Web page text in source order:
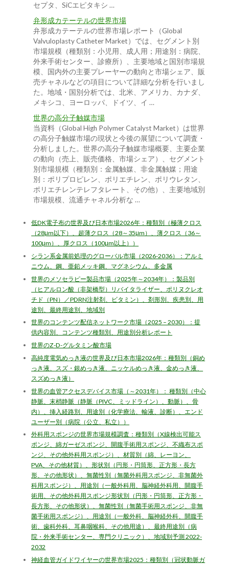
セプタ、SiCエピタキシ …
弁形成カテーテルの世界市場
弁形成カテーテルの世界市場レポート（Global
Valvuloplasty Catheter Market）では、セグメント別
市場規模（種類別：小児用、成人用；用途別：病院、
外来手術センター、診療所）、主要地域と国別市場規
模、国内外の主要プレーヤーの動向と市場シェア、販
売チャネルなどの項目について詳細な分析を行いまし
た。地域・国別分析では、北米、アメリカ、カナダ、
メキシコ、ヨーロッパ、ドイツ、イ …
世界の高分子触媒市場
当資料（Global High Polymer Catalyst Market）は世界
の高分子触媒市場の現状と今後の展望について調査・
分析しました。世界の高分子触媒市場概要、主要企業
の動向（売上、販売価格、市場シェア）、セグメント
別市場規模（種類別：金属触媒、非金属触媒；用途
別：ポリプロピレン、ポリエチレン、ポリウレタン、
ポリエチレンテレフタレート、その他）、主要地域別
市場規模、流通チャネル分析な …
低DK電子布の世界及び日本市場2026年：種類別（極薄クロス
（28μm以下）、超薄クロス（28～35μm）、薄クロス（36～
100μm）、厚クロス（100μm以上））
シラン系金属前処理のグローバル市場（2026-2036）：アルミ
ニウム、鋼、亜鉛メッキ鋼、マグネシウム、多金属
世界のメソセラピー製品市場（2025年～2034年）：製品別
（ヒアルロン酸（非架橋型）リバイタライザー、ポリヌクレオ
チド（PN）／PDRN注射剤、ビタミン）、剤形別、疾患別、用
途別、最終用途別、地域別
世界のコンテンツ配信ネットワーク市場（2025 – 2030）：提
供内容別、コンテンツ種類別、用途別分析レポート
世界のZ-D-グルタミン酸市場
高純度電気めっき液の世界及び日本市場2026年：種類別（銅め
っき液、スズ・銀めっき液、ニッケルめっき液、金めっき液、
スズめっき液）
世界の血管アクセスデバイス市場（～2031年）： 種類別（中心
静脈、末梢静脈（静脈（PIVC、ミッドライン）、動脈）、骨
内）、挿入経路別、用途別（化学療法、輸液、診断）、エンド
ユーザー別（病院（公立、私立））
外科用スポンジの世界市場規模調査：種類別（X線検出可能ス
ポンジ、綿ガーゼスポンジ、開腹手術用スポンジ、不織布スポ
ンジ、その他外科用スポンジ）、材質別（綿、レーヨン、
PVA、その他材質）、形状別（円形・円筒形、正方形・長方
形、その他形状）、無菌性別（無菌外科用スポンジ、非無菌外
科用スポンジ）、用途別（一般外科用、脳神経外科用、開腹手
術用、その他外科用スポンジ形状別（円形・円筒形、正方形・
長方形、その他形状）、無菌性別（無菌手術用スポンジ、非無
菌手術用スポンジ）、用途別（一般外科、脳神経外科、開腹手
術、歯科外科、耳鼻咽喉科、その他用途）、最終用途別（病
院・外来手術センター、専門クリニック）、地域別予測 2022-
2032
神経血管ガイドワイヤーの世界市場2025：種類別（冠状動脈ガ